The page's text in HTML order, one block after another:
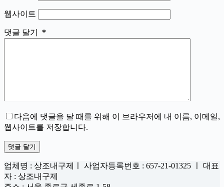
웹사이트
댓글 달기 *
다음에 댓글을 달 때를 위해 이 브라우저에 내 이름, 이메일,
웹사이트를 저장합니다.
댓글 달기
업체명 : 상조내구제ㅣ 사업자등록번호 : 657-21-01325 ㅣ 대표
자 : 상조내구제